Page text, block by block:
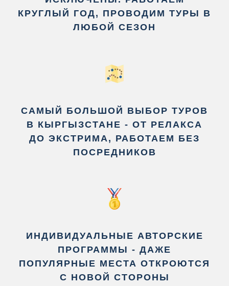
КРУГЛЫЙ ГОД, ПРОВОДИМ ТУРЫ В
ЛЮБОЙ СЕЗОН
САМЫЙ БОЛЬШОЙ ВЫБОР ТУРОВ
В КЫРГЫЗСТАНЕ - ОТ РЕЛАКСА
ДО ЭКСТРИМА, РАБОТАЕМ БЕЗ
ПОСРЕДНИКОВ
ИНДИВИДУАЛЬНЫЕ АВТОРСКИЕ
ПРОГРАММЫ - ДАЖЕ
ПОПУЛЯРНЫЕ МЕСТА ОТКРОЮТСЯ
С НОВОЙ СТОРОНЫ